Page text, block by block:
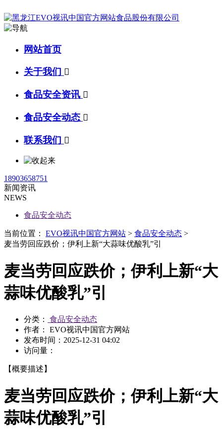
网站首页
关于我们 
食品安全资讯 
食品安全动态 
联系我们 
18903658751
新闻资讯
NEWS
食品安全动态
当前位置： EVO视讯中国官方网站 > 食品安全动态 >
麦当劳回应跌价；伊利上新“大蒜味优酸乳”引
麦当劳回应跌价；伊利上新“大
蒜味优酸乳”引
分类：
食品安全动态
作者： EVO视讯中国官方网站
发布时间： 2025-12-31 04:02
访问量：
【概要描述】
麦当劳回应跌价；伊利上新“大
蒜味优酸乳”引